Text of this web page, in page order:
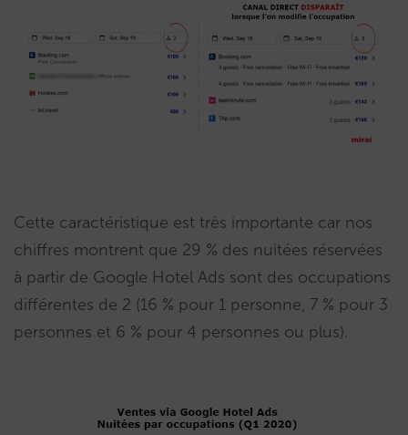
Cette caractéristique est très importante car nos
chiffres montrent que 29 % des nuitées réservées
à partir de Google Hotel Ads sont des occupations
différentes de 2 (16 % pour 1 personne, 7 % pour 3
personnes et 6 % pour 4 personnes ou plus).